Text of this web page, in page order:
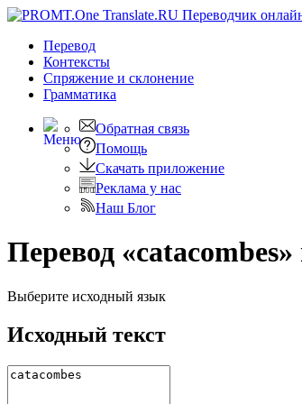
Перевод
Контексты
Спряжение и склонение
Грамматика
Обратная связь
Помощь
Скачать приложение
Реклама у нас
Наш Блог
Перевод
Выберите исходный язык
Исходный текст